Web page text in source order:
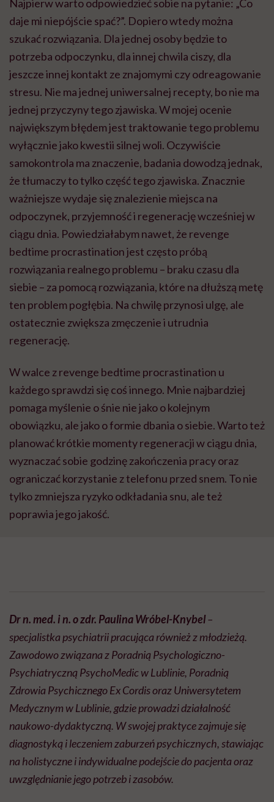
Najpierw warto odpowiedzieć sobie na pytanie: „Co
daje mi niepójście spać?”. Dopiero wtedy można
szukać rozwiązania. Dla jednej osoby będzie to
potrzeba odpoczynku, dla innej chwila ciszy, dla
jeszcze innej kontakt ze znajomymi czy odreagowanie
stresu. Nie ma jednej uniwersalnej recepty, bo nie ma
jednej przyczyny tego zjawiska. W mojej ocenie
największym błędem jest traktowanie tego problemu
wyłącznie jako kwestii silnej woli. Oczywiście
samokontrola ma znaczenie, badania dowodzą jednak,
że tłumaczy to tylko część tego zjawiska. Znacznie
ważniejsze wydaje się znalezienie miejsca na
odpoczynek, przyjemność i regenerację wcześniej w
ciągu dnia. Powiedziałabym nawet, że revenge
bedtime procrastination jest często próbą
rozwiązania realnego problemu – braku czasu dla
siebie – za pomocą rozwiązania, które na dłuższą metę
ten problem pogłębia. Na chwilę przynosi ulgę, ale
ostatecznie zwiększa zmęczenie i utrudnia
regenerację.
W walce z revenge bedtime procrastination u
każdego sprawdzi się coś innego. Mnie najbardziej
pomaga myślenie o śnie nie jako o kolejnym
obowiązku, ale jako o formie dbania o siebie. Warto też
planować krótkie momenty regeneracji w ciągu dnia,
wyznaczać sobie godzinę zakończenia pracy oraz
ograniczać korzystanie z telefonu przed snem. To nie
tylko zmniejsza ryzyko odkładania snu, ale też
poprawia jego jakość.
Dr n. med. i n. o zdr. Paulina Wróbel-Knybel–
specjalistka psychiatrii pracująca również z młodzieżą.
Zawodowo związana z Poradnią Psychologiczno-
Psychiatryczną PsychoMedic w Lublinie, Poradnią
Zdrowia Psychicznego Ex Cordis oraz Uniwersytetem
Medycznym w Lublinie, gdzie prowadzi działalność
naukowo-dydaktyczną. W swojej praktyce zajmuje się
diagnostyką i leczeniem zaburzeń psychicznych, stawiając
na holistyczne i indywidualne podejście do pacjenta oraz
uwzględnianie jego potrzeb i zasobów.